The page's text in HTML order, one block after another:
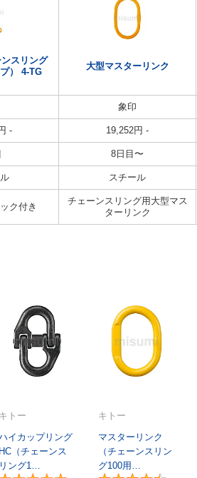
スリング
） 4-TG
大型マスターリンク
象印
- 19,252円 -
8日目〜
スチール
ク付き
チェーンスリング用大型マス
ターリンク
トー
イカップリング
（チェーンス
ング1…
キトー
マスターリンク
（チェーンスリン
グ100用…